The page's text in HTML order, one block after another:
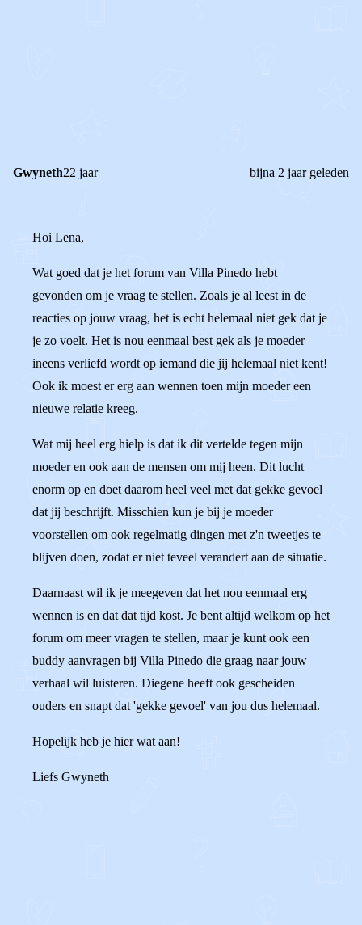
Gwyneth22 jaar bijna 2 jaar geleden
Hoi Lena,
Wat goed dat je het forum van Villa Pinedo hebt
gevonden om je vraag te stellen. Zoals je al leest in de
reacties op jouw vraag, het is echt helemaal niet gek dat je
je zo voelt. Het is nou eenmaal best gek als je moeder
ineens verliefd wordt op iemand die jij helemaal niet kent!
Ook ik moest er erg aan wennen toen mijn moeder een
nieuwe relatie kreeg.
Wat mij heel erg hielp is dat ik dit vertelde tegen mijn
moeder en ook aan de mensen om mij heen. Dit lucht
enorm op en doet daarom heel veel met dat gekke gevoel
dat jij beschrijft. Misschien kun je bij je moeder
voorstellen om ook regelmatig dingen met z'n tweetjes te
blijven doen, zodat er niet teveel verandert aan de situatie.
Daarnaast wil ik je meegeven dat het nou eenmaal erg
wennen is en dat dat tijd kost. Je bent altijd welkom op het
forum om meer vragen te stellen, maar je kunt ook een
buddy aanvragen bij Villa Pinedo die graag naar jouw
verhaal wil luisteren. Diegene heeft ook gescheiden
ouders en snapt dat 'gekke gevoel' van jou dus helemaal.
Hopelijk heb je hier wat aan!
Liefs Gwyneth